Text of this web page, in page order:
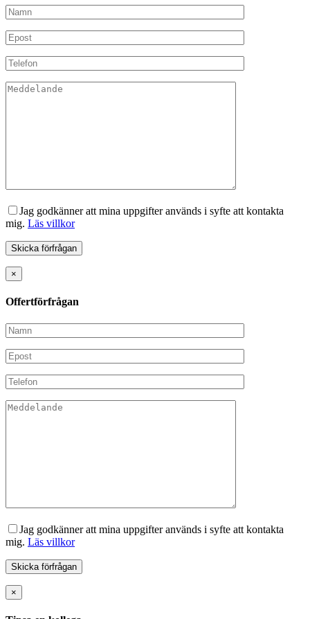
Jag godkänner att mina uppgifter används i syfte att kontakta
mig. Läs villkor
×
Offertförfrågan
Jag godkänner att mina uppgifter används i syfte att kontakta
mig. Läs villkor
×